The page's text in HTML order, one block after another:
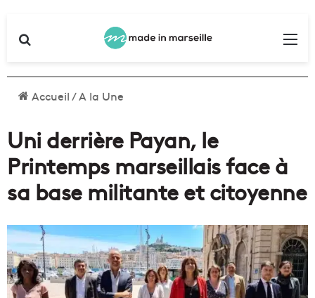
Accueil/A la Une
Uni derrière Payan, le
Printemps marseillais face à
sa base militante et citoyenne